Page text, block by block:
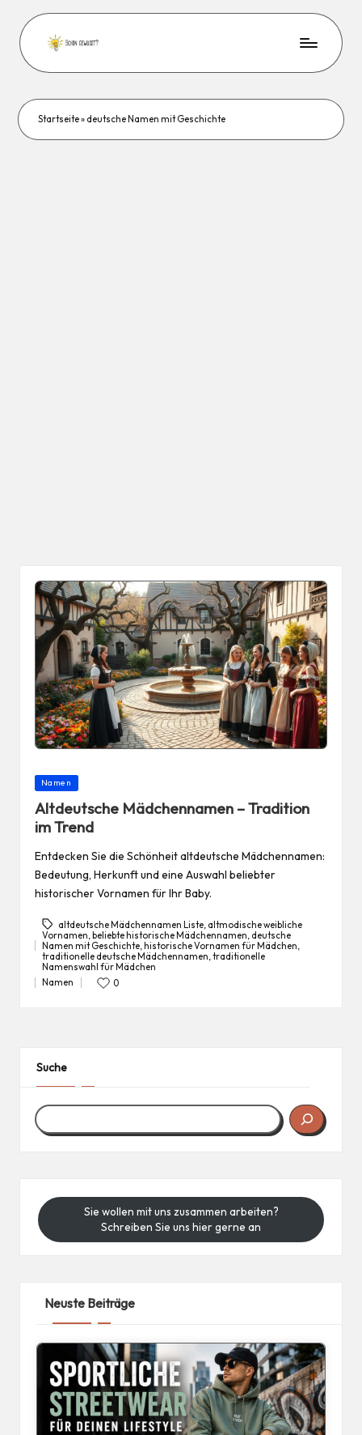
Startseite» deutsche Namen mit Geschichte
Posted
Namen
Altdeutsche Mädchennamen – Tradition
im Trend
Entdecken Sie die Schönheit altdeutsche Mädchennamen:
Bedeutung, Herkunft und eine Auswahl beliebter
historischer Vornamen für Ihr Baby.
Tags:
altdeutsche Mädchennamen Liste, altmodische weibliche
Vornamen beliebte historische Mädchennamen deutsche
Namen mit Geschichte, historische Vornamen für Mädchen
traditionelle deutsche Mädchennamen traditionelle
Namenswahl für Mädchen
Posted
Namen 0
Suche
Sie wollen mit uns zusammen arbeiten?
Schreiben Sie uns hier gerne an
Neuste Beiträge